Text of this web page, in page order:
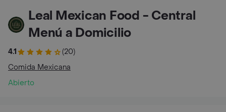
Leal Mexican Food - Central
Menú a Domicilio
4.1
(20)
Comida Mexicana
Abierto